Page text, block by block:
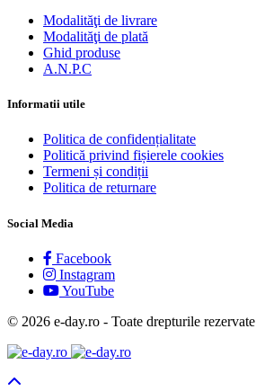
Modalităţi de livrare
Modalităţi de plată
Ghid produse
A.N.P.C
Informatii utile
Politica de confidențialitate
Politică privind fișierele cookies
Termeni și condiții
Politica de returnare
Social Media
Facebook
Instagram
YouTube
© 2026 e-day.ro - Toate drepturile rezervate